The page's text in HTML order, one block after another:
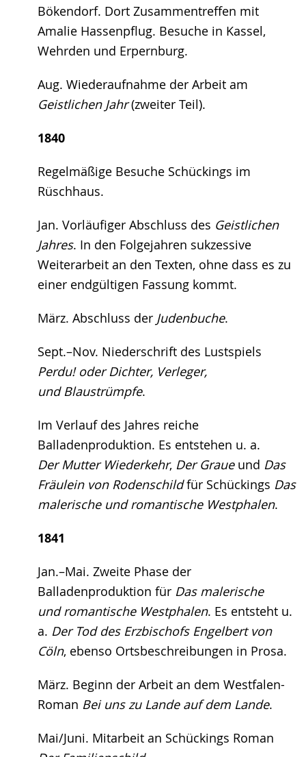
Bökendorf. Dort Zusammentreffen mit
Amalie Hassenpflug. Besuche in Kassel,
Wehrden und Erpernburg.
Aug. Wiederaufnahme der Arbeit am
Geistlichen Jahr(zweiter Teil).
1840
Regelmäßige Besuche Schückings im
Rüschhaus.
Jan. Vorläufiger Abschluss des Geistlichen
Jahres. In den Folgejahren sukzessive
Weiterarbeit an den Texten, ohne dass es zu
einer endgültigen Fassung kommt.
März. Abschluss der Judenbuche.
Sept.–Nov. Niederschrift des Lustspiels
Perdu! oder Dichter, Verleger,
und Blaustrümpfe.
Im Verlauf des Jahres reiche
Balladenproduktion. Es entstehen u. a.
Der Mutter Wiederkehr, Der Graue und Das
Fräulein von Rodenschildfür Schückings Das
malerische und romantische Westphalen.
1841
Jan.–Mai. Zweite Phase der
Balladenproduktion für Das malerische
und romantische Westphalen. Es entsteht u.
a. Der Tod des Erzbischofs Engelbert von
Cöln, ebenso Ortsbeschreibungen in Prosa.
März. Beginn der Arbeit an dem Westfalen-
Roman Bei uns zu Lande auf dem Lande.
Mai/Juni. Mitarbeit an Schückings Roman